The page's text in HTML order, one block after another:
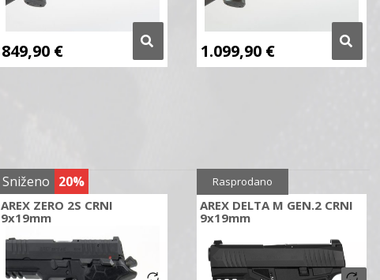
849,90 € 1.099,90 €
Sniženo 20%
AREX ZERO 2S CRNI
9x19mm
AREX DELTA M GEN.2 CRNI
9x19mm
Rasprodano